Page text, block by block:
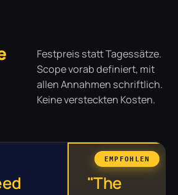
Festpreis statt Tagessätze.
Scope vorab definiert, mit
allen Annahmen schriftlich.
Keine versteckten Kosten.
EMPFOHLEN
"The